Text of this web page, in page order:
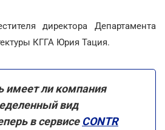
директора Департамента
КГГА Юрия Тация.
имеет ли компания
вид
в сервисе CONTR